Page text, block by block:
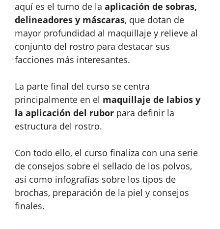
aquí es el turno de la aplicación de sobras,
delineadores y máscaras, que dotan de
mayor profundidad al maquillaje y relieve al
conjunto del rostro para destacar sus
facciones más interesantes.
La parte final del curso se centra
principalmente en el maquillaje de labios y
la aplicación del rubor para definir la
estructura del rostro.
Con todo ello, el curso finaliza con una serie
de consejos sobre el sellado de los polvos,
así como infografías sobre los tipos de
brochas, preparación de la piel y consejos
finales.